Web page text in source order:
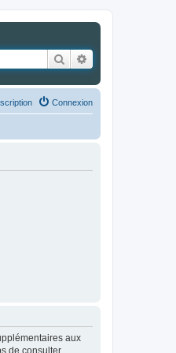
Rechercher
Connexion
aux
de consulter